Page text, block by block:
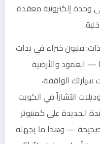
وحدة إلكترونية معقدة
فنيون خبراء في يدات
— العمود والأرضية
سيارتك الواقفة،
انتشاراً في الكويت
الجديدة على كمبيوتر
صحيحة — وهذا ما يجهله